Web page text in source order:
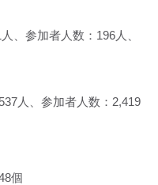
、参加者人数：196人、
人、参加者人数：2,419
個